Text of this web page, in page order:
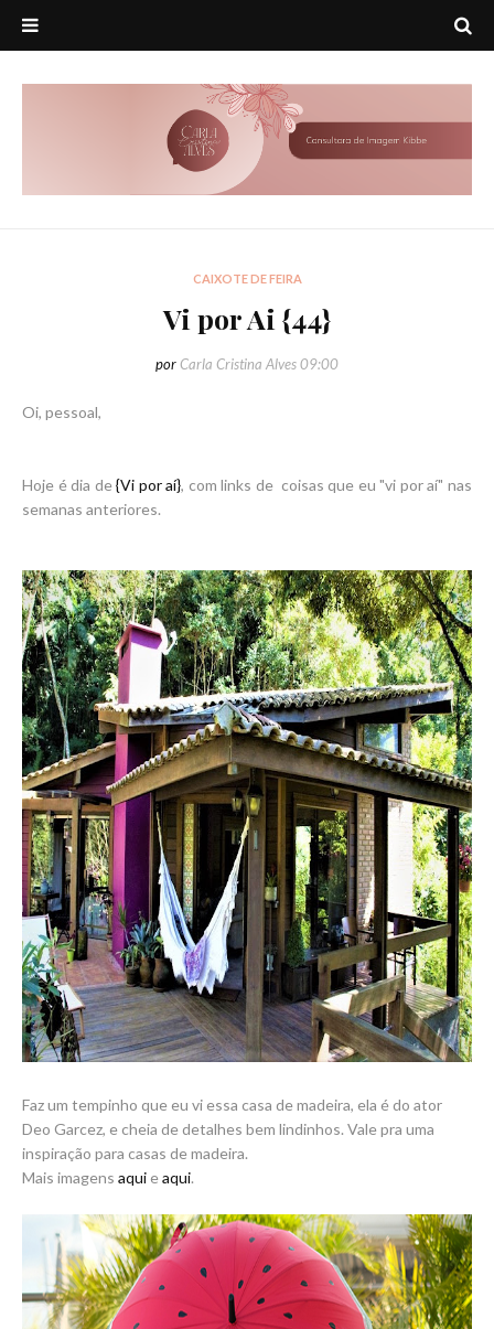
CAIXOTE DE FEIRA
Vi por Ai {44}
porCarla Cristina Alves09:00
Oi, pessoal,
Hoje é dia de{Vi por aí}, com links de coisas que eu "vi por aí" nas
semanas anteriores.
Faz um tempinho que eu vi essa casa de madeira, ela é do ator
Deo Garcez, e cheia de detalhes bem lindinhos. Vale pra uma
inspiração para casas de madeira.
Mais imagens aqui eaqui.